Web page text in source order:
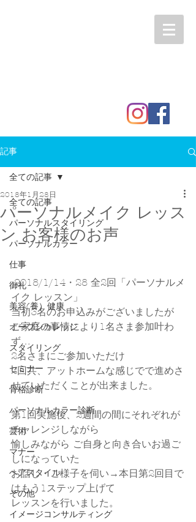
記事
全ての記事
パーソナルスタイリング
パーソナルカラー
仕事
御礼
美容(養）健康
オープンカレッジ
スタイリング
セミナー
骨格診断
パーソナルカラー診断
芸術
マナー
ヘアスタイル
その他
イメージコンサルティング
全ての記事
パーソナルメイク レッス
ン お客様のお声
2018年1月28日
2018/1/14・28 全2回「パーソナルメ
イク レッスン」
当初3名のお申込みがございましたが
ご家庭の事情により1名さま参加叶わ
ず…
2名さまにご参加いただけ
2回共、アットホームな感じでで進めさ
せていただくことが出来ました。
第1回実施後、2週間の間にそれぞれが
チャレンジしながら
愉しみながら ご自身と向き合いお過ご
しになっていた
お話し・ご様子を伺い→本日第2回目で
はもう1ステップ上げて
レッスンを行いました。